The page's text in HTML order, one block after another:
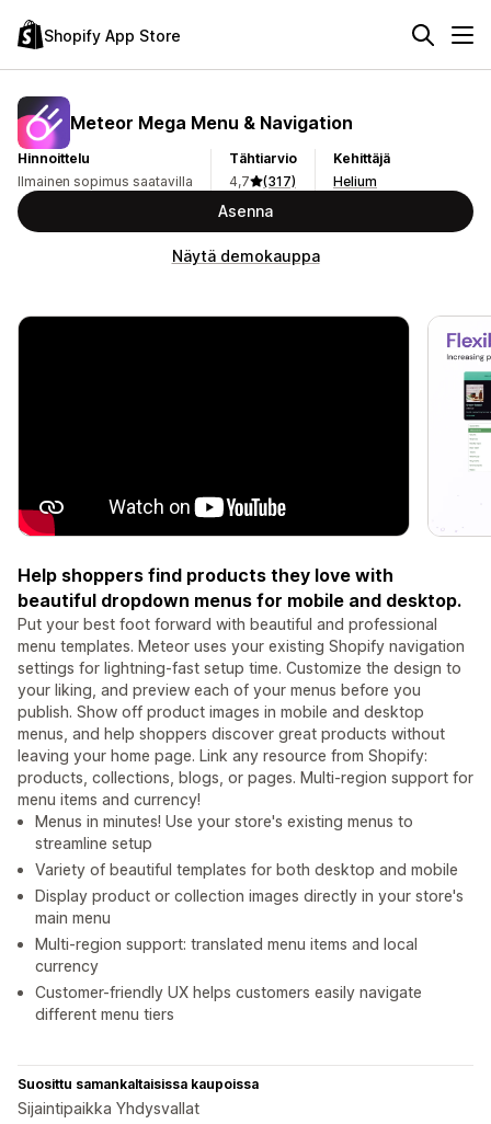
Shopify App Store
Meteor Mega Menu & Navigation
Hinnoittelu
Ilmainen sopimus saatavilla
Tähtiarvio
4,7
(317)
Kehittäjä
Helium
Asenna
Näytä demokauppa
Help shoppers find products they love with
beautiful dropdown menus for mobile and desktop.
Put your best foot forward with beautiful and professional
menu templates. Meteor uses your existing Shopify navigation
settings for lightning-fast setup time. Customize the design to
your liking, and preview each of your menus before you
publish. Show off product images in mobile and desktop
menus, and help shoppers discover great products without
leaving your home page. Link any resource from Shopify:
products, collections, blogs, or pages. Multi-region support for
menu items and currency!
Menus in minutes! Use your store's existing menus to
streamline setup
Variety of beautiful templates for both desktop and mobile
Display product or collection images directly in your store's
main menu
Multi-region support: translated menu items and local
currency
Customer-friendly UX helps customers easily navigate
different menu tiers
Suosittu samankaltaisissa kaupoissa
Sijaintipaikka Yhdysvallat